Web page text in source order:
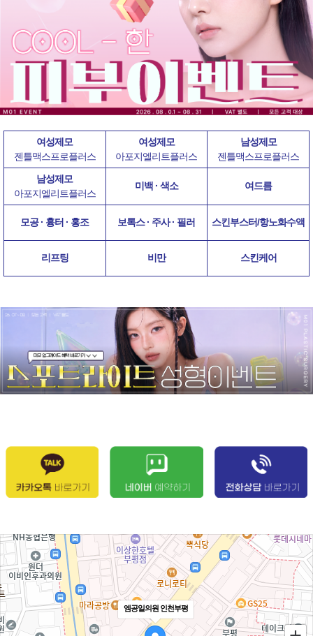
여성제모
젠틀맥스프로플러스
여성제모
아포지엘리트플러스
남성제모
젠틀맥스프로플러스
남성제모
아포지엘리트플러스
미백 · 색소 여드름
모공 · 흉터 · 홍조 보톡스 · 주사 · 필러 스킨부스터/항노화수액
리프팅 비만 스킨케어
엠공일의원 인천부평